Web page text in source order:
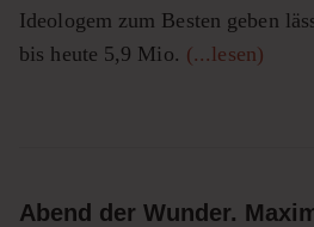
Ideologem zum Besten geben
bis heute 5,9 Mio. (...lesen)
Abend der Wunder.